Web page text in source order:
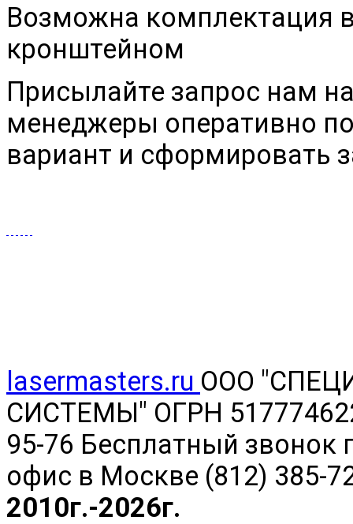
Возможна комплектация
кронштейном
Присылайте запрос нам
менеджеры оперативно
вариант и сформировать
lasermasters.ru ООО "
СИСТЕМЫ" ОГРН
95-76 Бесплатный звонок
офис в Москве (812) 385-
2010г.-2026г.